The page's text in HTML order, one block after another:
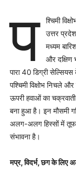
प
श्चिमी
उत्तर
मध्यम
और दक्षिण
पारा 40 डिग्री
पश्चिमी विक्षोभ निचले
ऊपरी हवाओं का
बना हुआ है। इन मौसमी
अलग-अलग हिस्सों में
संभावना है।
मप्र, विदर्भ, छग के लिए